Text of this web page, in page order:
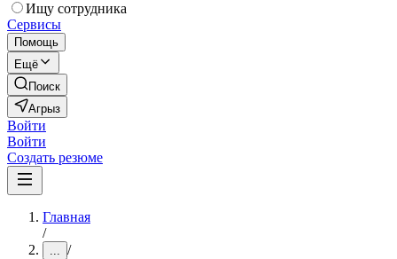
Ищу сотрудника
Сервисы
Помощь
Ещё
Поиск
Агрыз
Войти
Войти
Создать резюме
Главная
/
... /